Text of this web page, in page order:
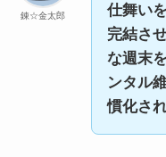
錬☆金太郎
仕舞い
完結さ
な週末
ンタル
慣化さ